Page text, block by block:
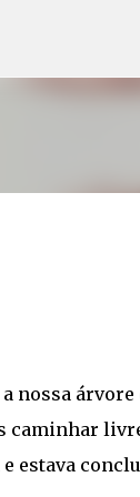
nossa
estava